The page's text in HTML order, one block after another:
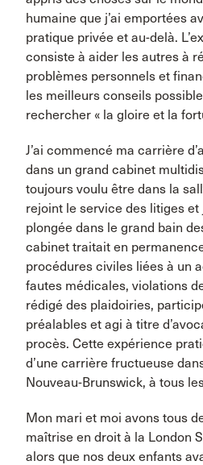
humaine que j’ai emportées
pratique privée et au-delà.
consiste à aider les autres à
problèmes personnels et
les meilleurs conseils
rechercher « la gloire et la
J’ai commencé ma carrière
dans un grand cabinet
toujours voulu être dans la
rejoint le service des litiges et
plongée dans le grand bain
cabinet traitait en
procédures civiles liées à un
fautes médicales, violations
rédigé des plaidoiries,
préalables et agi à titre
procès. Cette expérience
d’une carrière fructueuse
Nouveau-Brunswick, à tous
Mon mari et moi avons tous
maîtrise en droit à la London
alors que nos deux enfants